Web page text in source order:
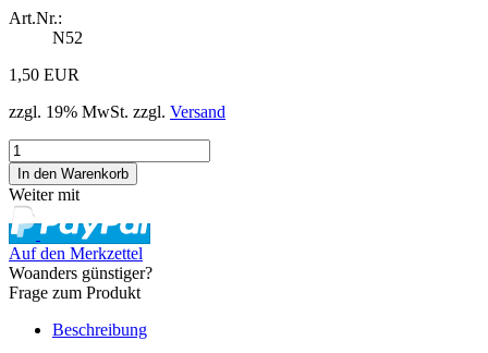
Art.Nr.:
N52
1,50 EUR
zzgl. 19% MwSt. zzgl. Versand
Weiter mit
Auf den Merkzettel
Woanders günstiger?
Frage zum Produkt
Beschreibung